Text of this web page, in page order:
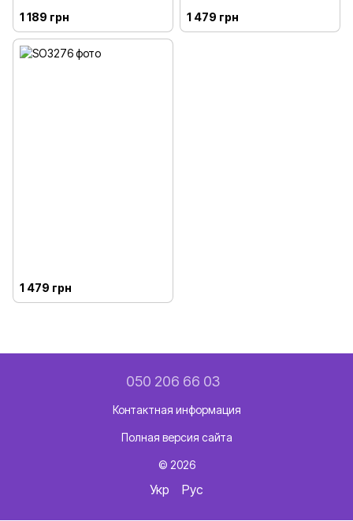
1 189 грн 1 479 грн
1 479 грн
050 206 66 03
Контактная информация
Полная версия сайта
© 2026
Укр Рус